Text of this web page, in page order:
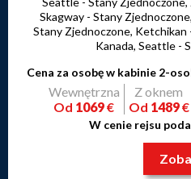
Skagway - Stany
Stany Zjednoczone,
Kanada, Seattle -
Cena za osobę w kabinie 2-
Wewnętrzna
Od 1069€
Z oknem
Od 1489€
W cenie rejsu